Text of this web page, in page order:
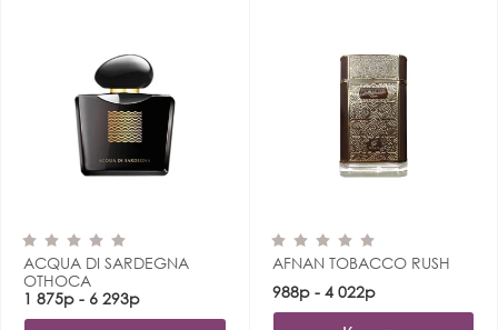
ACQUA DI SARDEGNA
OTHOCA
1 875р - 6 293р
AFNAN TOBACCO RUSH
988р - 4 022р